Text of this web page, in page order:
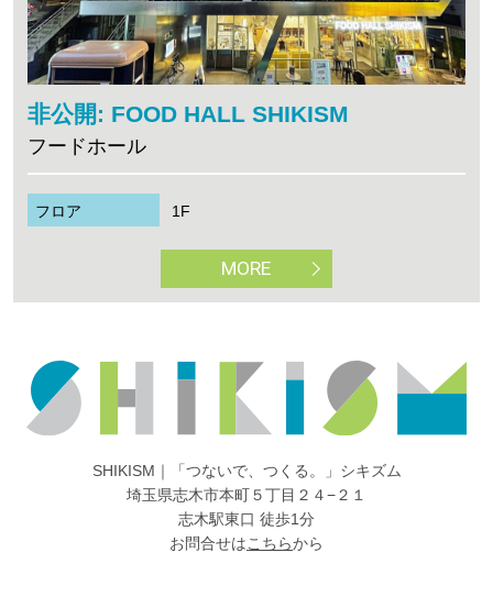
非公開: FOOD HALL SHIKISM
フードホール
フロア 1F
MORE
SHIKISM｜「つないで、つくる。」シキズム
埼玉県志木市本町５丁目２４−２１
志木駅東口 徒歩1分
お問合せはこちらから